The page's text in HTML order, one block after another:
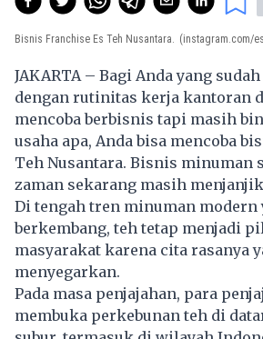
Bisnis Franchise Es Teh Nusantara. (instagram.com/
JAKARTA – Bagi Anda yang
dengan rutinitas kerja kantoran
mencoba berbisnis tapi masih
usaha apa, Anda bisa mencoba
Teh Nusantara. Bisnis minuman
zaman sekarang masih
Di tengah tren minuman modern
berkembang, teh tetap menjadi
masyarakat karena cita rasanya
menyegarkan.
Pada masa penjajahan, para
membuka perkebunan teh di